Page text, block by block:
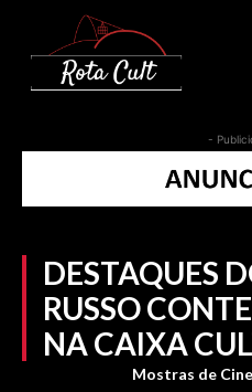
-
DESTAQUES
RUSSO
NA CAIXA
Mostras de